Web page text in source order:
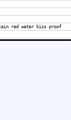
red water kiss proof